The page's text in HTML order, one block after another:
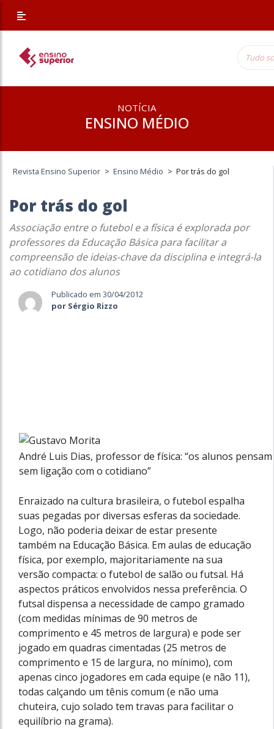
NOTÍCIA
ENSINO MÉDIO
Revista Ensino Superior > Ensino Médio > Por trás do gol
Por trás do gol
Associação entre o futebol e a física é explorada por
professores da Educação Básica para facilitar a
compreensão de ideias-chave da disciplina e integrá-la
ao cotidiano dos alunos
Publicado em 30/04/2012
por Sérgio Rizzo
André Luis Dias, professor de física: “os alunos
sem ligação com o cotidiano”
Enraizado na cultura brasileira, o futebol espalha
suas pegadas por diversas esferas da sociedade.
Logo, não poderia deixar de estar presente
também na Educação Básica. Em aulas de educação
física, por exemplo, majoritariamente na sua
versão compacta: o futebol de salão ou futsal. Há
aspectos práticos envolvidos nessa preferência. O
futsal dispensa a necessidade de campo gramado
(com medidas mínimas de 90 metros de
comprimento e 45 metros de largura) e pode ser
jogado em quadras cimentadas (25 metros de
comprimento e 15 de largura, no mínimo), com
apenas cinco jogadores em cada equipe (e não 11),
todas calçando um tênis comum (e não uma
chuteira, cujo solado tem travas para facilitar o
equilíbrio na grama).